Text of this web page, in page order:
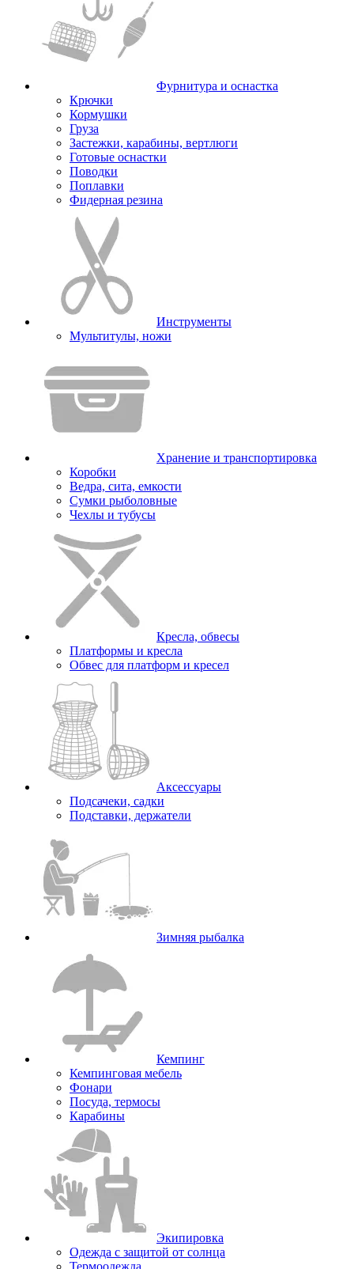
Фурнитура и оснастка
Крючки
Кормушки
Груза
Застежки, карабины, вертлюги
Готовые оснастки
Поводки
Поплавки
Фидерная резина
Инструменты
Мультитулы, ножи
Хранение и транспортировка
Коробки
Ведра, сита, емкости
Сумки рыболовные
Чехлы и тубусы
Кресла, обвесы
Платформы и кресла
Обвес для платформ и кресел
Аксессуары
Подсачеки, садки
Подставки, держатели
Зимняя рыбалка
Кемпинг
Кемпинговая мебель
Фонари
Посуда, термосы
Карабины
Экипировка
Одежда с защитой от солнца
Термоодежда